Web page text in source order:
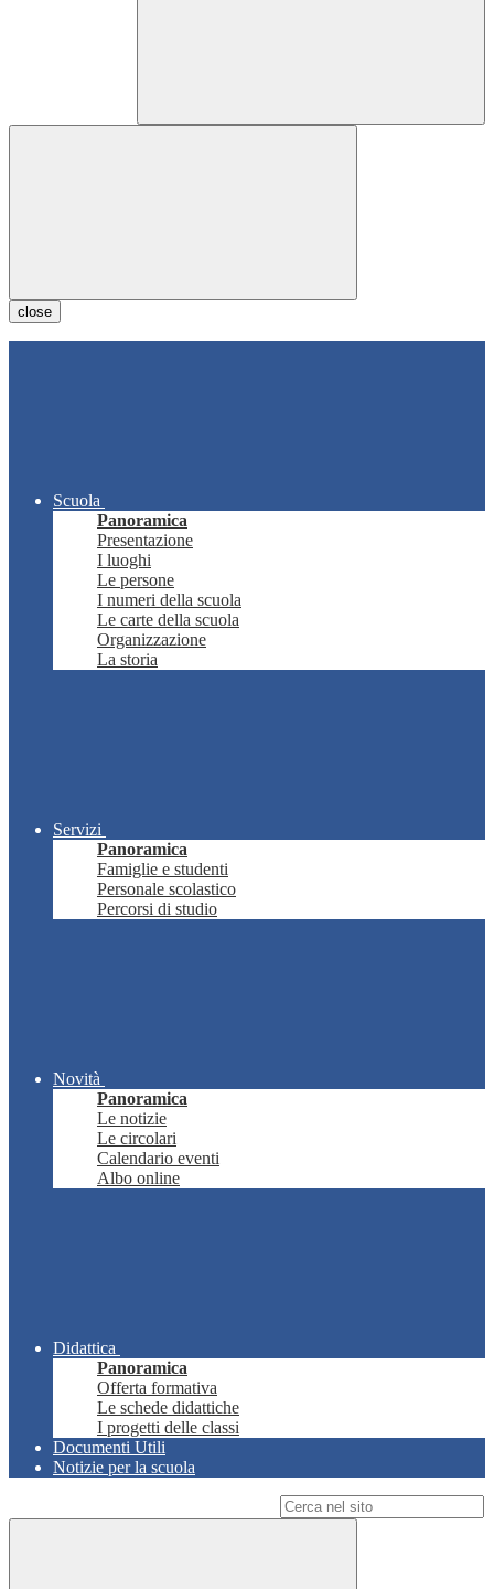
close
Scuola
Panoramica
Presentazione
I luoghi
Le persone
I numeri della scuola
Le carte della scuola
Organizzazione
La storia
Servizi
Panoramica
Famiglie e studenti
Personale scolastico
Percorsi di studio
Novità
Panoramica
Le notizie
Le circolari
Calendario eventi
Albo online
Didattica
Panoramica
Offerta formativa
Le schede didattiche
I progetti delle classi
Documenti Utili
Notizie per la scuola